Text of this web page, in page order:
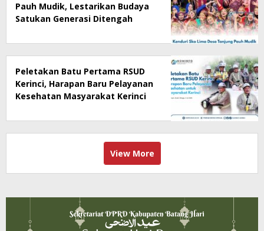
Pauh Mudik, Lestarikan Budaya
Satukan Generasi Ditengah
Peletakan Batu Pertama RSUD
Kerinci, Harapan Baru Pelayanan
Kesehatan Masyarakat Kerinci
View More